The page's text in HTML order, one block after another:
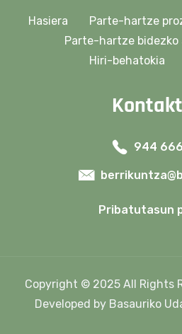
Hasiera Parte-hartze
Parte-hartze
Hiri-behatokia
944
Pribatutasun
Copyright © 2025 All Rights
Developed by Basauriko